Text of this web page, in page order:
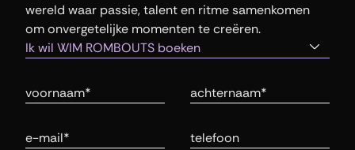
wereld waar passie, talent en ritme samenkomen
om onvergetelijke momenten te creëren.
Voornaam Achternaam
E-mail Telefoonnummer